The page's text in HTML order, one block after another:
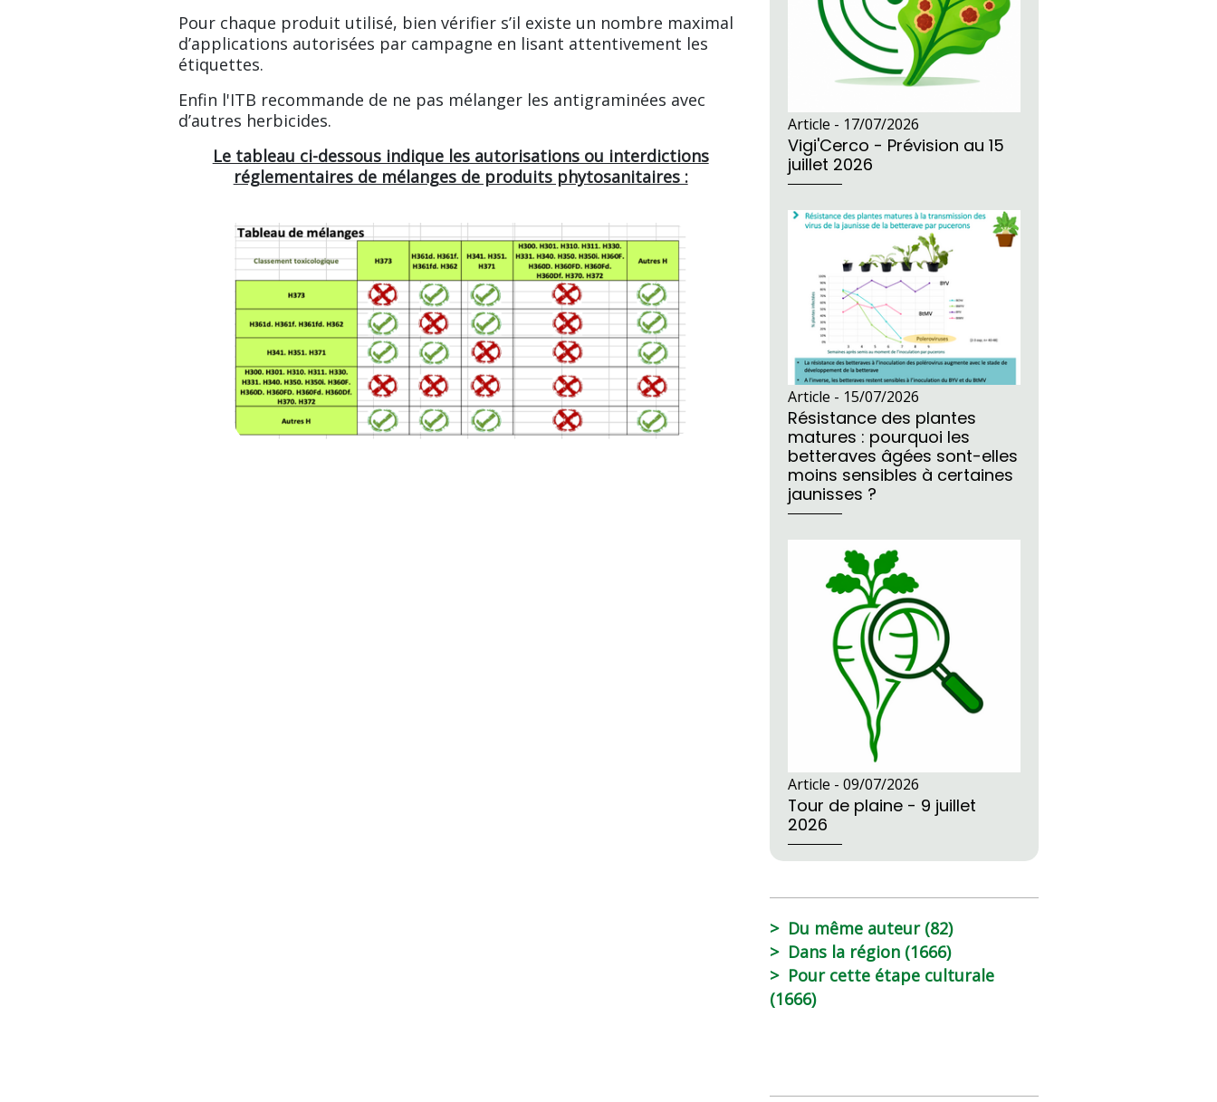
Pour chaque produit utilisé, bien vérifier s’il existe un nombre maximal
d’applications autorisées par campagne en lisant attentivement les
étiquettes.
Enfin l'ITB recommande de ne pas mélanger les antigraminées avec
d’autres herbicides.
Le tableau ci-dessous indique les autorisations ou interdictions
réglementaires de mélanges de produits phytosanitaires :
Article - 17/07/2026
Vigi'Cerco - Prévision au 15
juillet 2026
Article - 15/07/2026
Résistance des plantes
matures : pourquoi les
betteraves âgées sont-elles
moins sensibles à certaines
jaunisses ?
Article -09/07/2026
Tour de plaine - 9 juillet
2026
Du même auteur (82)
Dans la région (1666)
Pour cette étape culturale
(1666)